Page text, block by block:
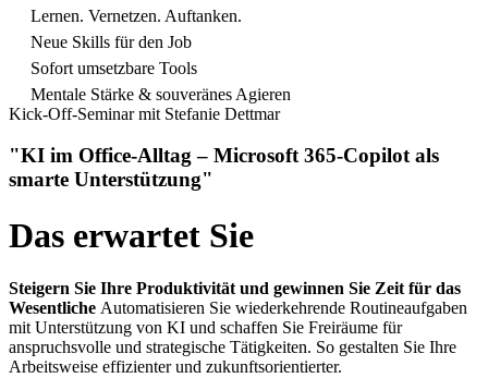
Lernen. Vernetzen. Auftanken.
Neue Skills für den Job
Sofort umsetzbare Tools
Mentale Stärke & souveränes Agieren
Kick-Off-Seminar mit Stefanie Dettmar
"KI im Office-Alltag – Microsoft 365-Copilot als
smarte Unterstützung"
Das erwartet Sie
Steigern Sie Ihre Produktivität und gewinnen Sie Zeit für das
Wesentliche Automatisieren Sie wiederkehrende Routineaufgaben
mit Unterstützung von KI und schaffen Sie Freiräume für
anspruchsvolle und strategische Tätigkeiten. So gestalten Sie Ihre
Arbeitsweise effizienter und zukunftsorientierter.